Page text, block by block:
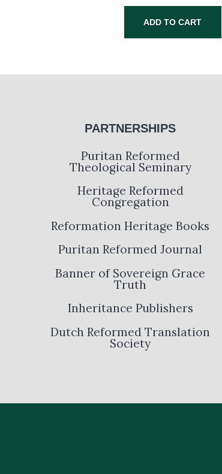
SUBMIT
ADD TO CART
PARTNERSHIPS
Puritan Reformed
Theological Seminary
Heritage Reformed
Congregation
Reformation Heritage Books
Puritan Reformed Journal
Banner of Sovereign Grace
Truth
Inheritance Publishers
Dutch Reformed Translation
Society